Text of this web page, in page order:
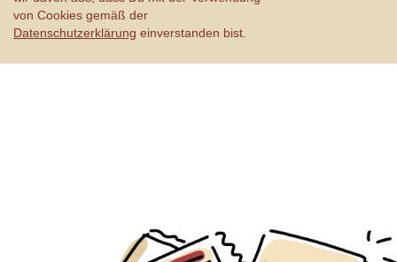
von Cookies gemäß der
Datenschutzerklärung einverstanden bist.